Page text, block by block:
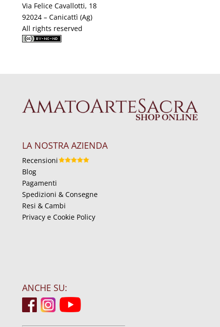
Via Felice Cavallotti, 18
92024 – Canicattì (Ag)
All rights reserved
LA NOSTRA AZIENDA
Recensioni
Blog
Pagamenti
Spedizioni & Consegne
Resi & Cambi
Privacy e Cookie Policy
ANCHE SU: